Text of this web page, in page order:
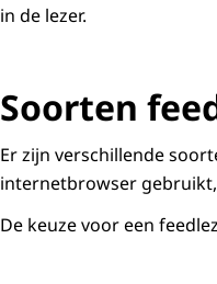
in de lezer.
Soorten
Er zijn verschillende
internetbrowser
De keuze voor een